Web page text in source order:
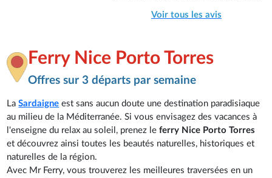
Voir tous les avis
Ferry Nice Porto Torres
Offres sur 3 départs par semaine
LaSardaigne est sans aucun doute une destination paradisiaque
au milieu de la Méditerranée. Si vous envisagez des vacances à
l'enseigne du relax au soleil, prenez le ferry Nice Porto Torres
et découvrez ainsi toutes les beautés naturelles, historiques et
naturelles de la région.
Avec Mr Ferry, vous trouverez les meilleures traversées en un